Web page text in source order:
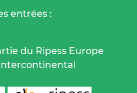
entrées :
du Ripess Europe